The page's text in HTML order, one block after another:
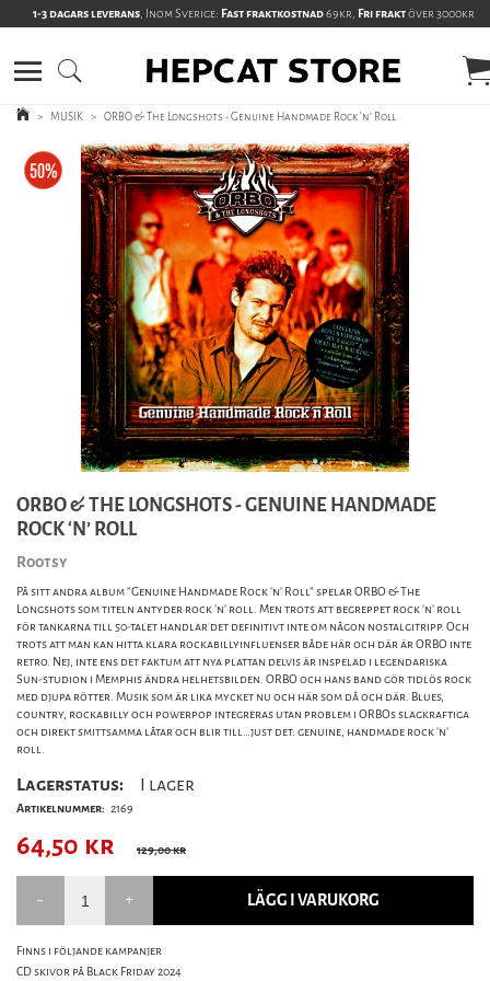
1-3 dagars leverans, Inom Sverige: Fast fraktkostnad69kr, Fri fraktöver 3000kr
> MUSIK > ORBO & The Longshots - Genuine Handmade Rock ‘n’ Roll
ORBO & THE LONGSHOTS - GENUINE HANDMADE
ROCK ‘N’ ROLL
Rootsy
På sitt andra album ”Genuine Handmade Rock ’n’ Roll” spelar ORBO & The
Longshots som titeln antyder rock ’n’ roll. Men trots att begreppet rock ’n’ roll
för tankarna till 50-talet handlar det definitivt inte om någon nostalgitripp. Och
trots att man kan hitta klara rockabillyinfluenser både här och där är ORBO inte
retro. Nej, inte ens det faktum att nya plattan delvis är inspelad i legendariska
Sun-studion i Memphis ändra helhetsbilden. ORBO och hans band gör tidlös rock
med djupa rötter. Musik som är lika mycket nu och här som då och där. Blues,
country, rockabilly och powerpop integreras utan problem i ORBOs slagkraftiga
och direkt smittsamma låtar och blir till…just det: genuine, handmade rock ’n’
roll.
Lagerstatus: I lager
Artikelnummer: 2169
64,50 kr 129,00 kr
LÄGG I VARUKORG
Finns i följande kampanjer
CD skivor på Black Friday 2024